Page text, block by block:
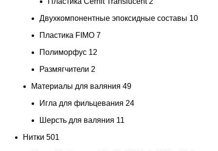
Двухкомпонентные эпоксидные составы 10
Пластика FIMO 7
Полиморфус 12
Размягчители 2
Материалы для валяния 49
Игла для фильцевания 24
Шерсть для валяния 11
Нитки 501